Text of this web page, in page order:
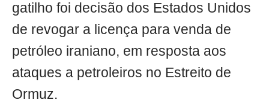
gatilho foi decisão dos Estados Unidos
de revogar a licença para venda de
petróleo iraniano, em resposta aos
ataques a petroleiros no Estreito de
Ormuz.